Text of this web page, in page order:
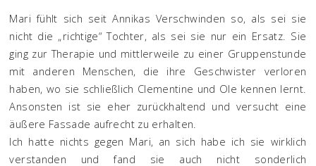
Mari fühlt sich seit Annikas Verschwinden so, als sei sie
nicht die „richtige“ Tochter, als sei sie nur ein Ersatz. Sie
ging zur Therapie und mittlerweile zu einer Gruppenstunde
mit anderen Menschen, die ihre Geschwister verloren
haben, wo sie schließlich Clementine und Ole kennen lernt.
Ansonsten ist sie eher zurückhaltend und versucht eine
äußere Fassade aufrecht zu erhalten.
Ich hatte nichts gegen Mari, an sich habe ich sie wirklich
verstanden und fand sie auch nicht sonderlich